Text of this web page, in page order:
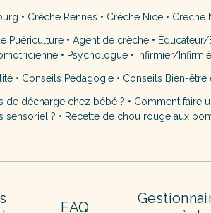
• Crèche Rennes • Crèche Nice• Crèche
Puériculture• Agent de crèche• Éducateur/
• Psychologue• Infirmier/
• Conseils Pédagogie • Conseils Bien-être
de décharge chez bébé ? • Comment faire
sensoriel ? • Recette de chou rouge aux
FAQ